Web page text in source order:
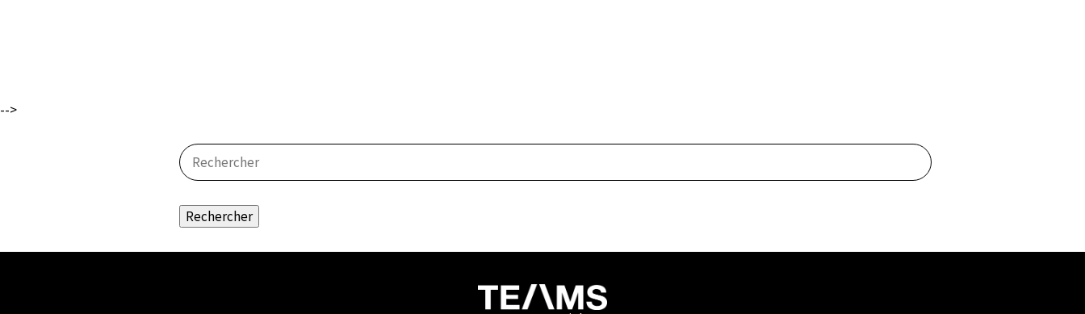
-->
Rechercher